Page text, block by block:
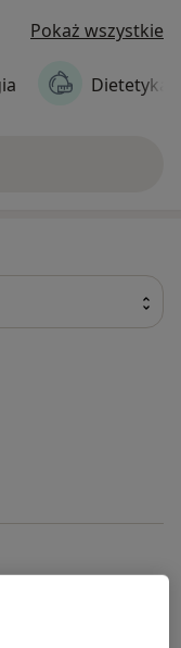
dietetyk,
od Rynku
Pokaż wszystkie
Dietetyka